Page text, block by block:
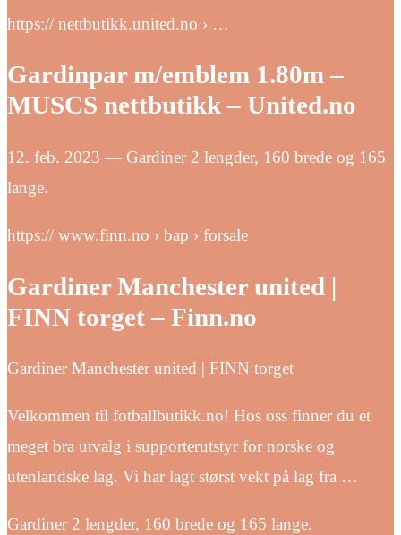
https:// nettbutikk.united.no › …
Gardinpar m/emblem 1.80m –
MUSCS nettbutikk – United.no
12. feb. 2023 — Gardiner 2 lengder, 160 brede og 165
lange.
https:// www.finn.no › bap › forsale
Gardiner Manchester united |
FINN torget – Finn.no
Gardiner Manchester united | FINN torget
Velkommen til fotballbutikk.no! Hos oss finner du et
meget bra utvalg i supporterutstyr for norske og
utenlandske lag. Vi har lagt størst vekt på lag fra …
Gardiner 2 lengder, 160 brede og 165 lange.